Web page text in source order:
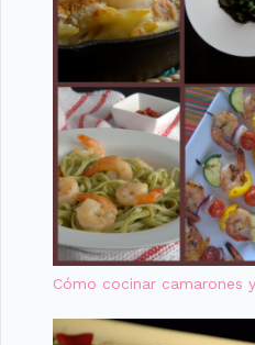
Cómo cocinar camarones